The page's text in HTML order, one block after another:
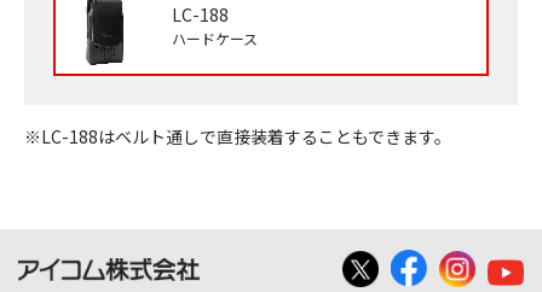
LC-188
ハードケース
※LC-188はベルト通しで直接装着することもできます。